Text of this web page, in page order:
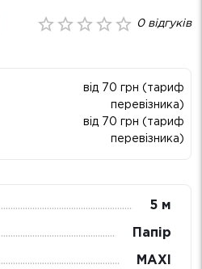
0відгуків
від 70 грн (тариф
перевізника)
від 70 грн (тариф
перевізника)
5 м
Папір
MAXI